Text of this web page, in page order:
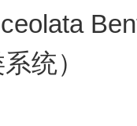
统）